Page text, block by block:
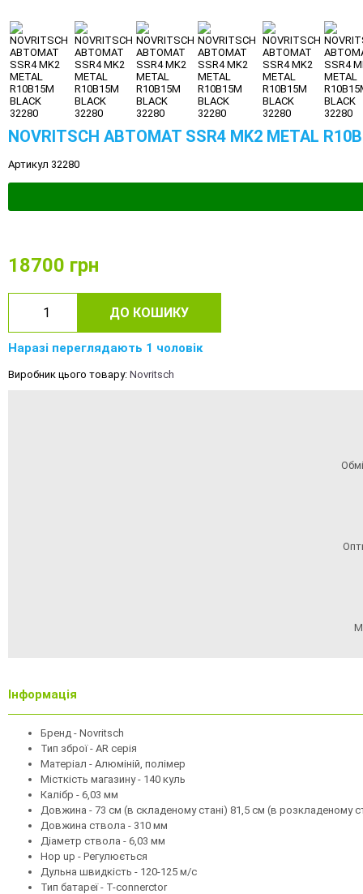
NOVRITSCH АВТОМАТ SSR4 MK2 METAL
Артикул 32280
18700 грн
ДО КОШИКУ
Наразі переглядають 1 чоловік
Виробник цього товару: Novritsch
Інформація
Бренд - Novritsch
Тип зброї - AR серія
Матеріал - Алюміній, полімер
Місткість магазину - 140 куль
Калібр - 6,03 мм
Довжина - 73 см (в складеному стані) 81,5 см (в розкладеному
Довжина ствола - 310 мм
Діаметр ствола - 6,03 мм
Hop up - Регулюється
Дульна швидкість - 120-125 м/с
Тип батареї - T-connerctor